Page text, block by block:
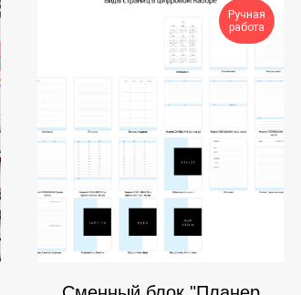
Ручная
работа